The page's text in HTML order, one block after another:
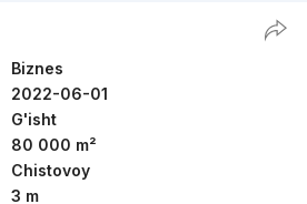
Biznes
2022-06-01
G'isht
80 000 m²
Chistovoy
3 m